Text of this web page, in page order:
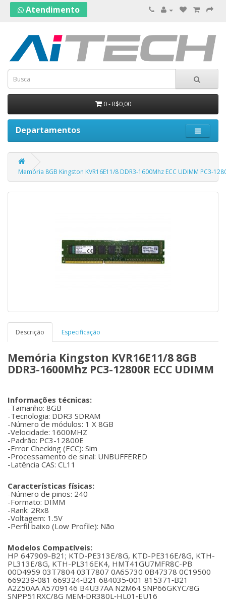
Atendimento
0 - R$0,00
Departamentos
Memória 8GB Kingston KVR16E11/8 DDR3-1600Mhz ECC UDIMM PC3-
Descrição Especificação
Memória Kingston KVR16E11/8 8GB
DDR3-1600Mhz PC3-12800R ECC UDIMM
Informações técnicas:
-Tamanho: 8GB
-Tecnologia: DDR3 SDRAM
-Número de módulos: 1 X 8GB
-Velocidade: 1600MHZ
-Padrão: PC3-12800E
-Error Checking (ECC): Sim
-Processamento de sinal: UNBUFFERED
-Latência CAS: CL11
Características físicas:
-Número de pinos: 240
-Formato: DIMM
-Rank: 2Rx8
-Voltagem: 1.5V
-Perfil baixo (Low Profile): Não
Modelos Compatíveis:
HP 647909-B21; KTD-PE313E/8G, KTD-PE316E/8G, KTH-
PL313E/8G, KTH-PL316EK4, HMT41GU7MFR8C-PB
00D4959 03T7804 03T7807 0A65730 0B47378 0C19500
669239‐081 669324‐B21 684035‐001 815371‐B21
A2Z50AA A5709146 B4U37AA N2M64 SNP66GKYC/8G
SNPP51RXC/8G MEM‐DR380L‐HL01‐EU16